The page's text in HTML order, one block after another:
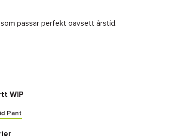
passar perfekt oavsett årstid.
WIP
Pant